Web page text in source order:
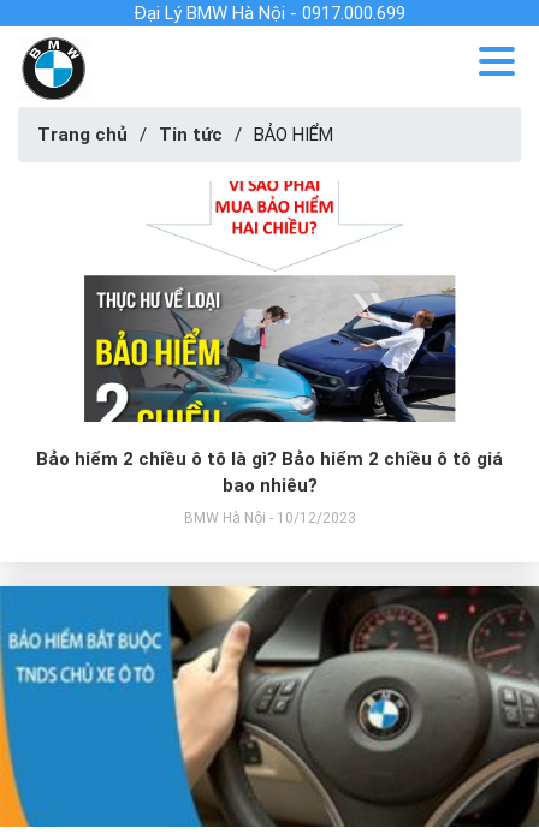
Đại Lý BMW Hà Nội - 0917.000.699
Trang chủ / Tin tức / BẢO HIỂM
Bảo hiểm 2 chiều ô tô là gì? Bảo hiểm 2 chiều ô tô giá
bao nhiêu?
BMW Hà Nội - 10/12/2023